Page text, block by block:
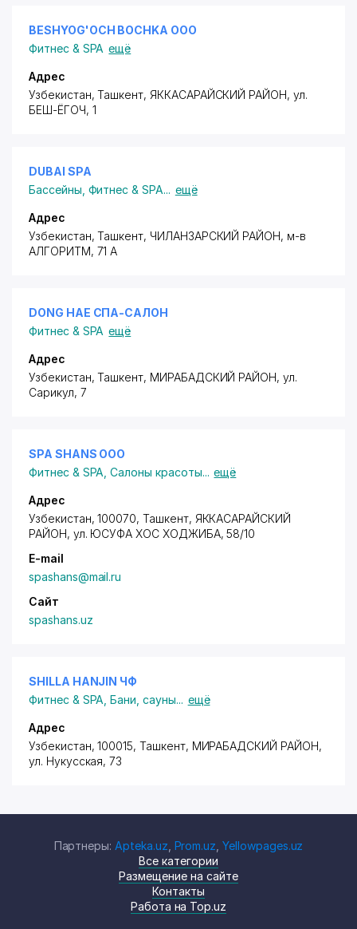
BESHYOG'OCH BOCHKA ООО
Фитнес & SPA ещё
Адрес
Узбекистан, Ташкент, ЯККАСАРАЙСКИЙ РАЙОН, ул.
БЕШ-ЁГОЧ, 1
DUBAI SPA
Бассейны Фитнес & SPA... ещё
Адрес
Узбекистан, Ташкент, ЧИЛАНЗАРСКИЙ РАЙОН, м-в
АЛГОРИТМ, 71 А
DONG HAE СПА-САЛОН
Фитнес & SPA ещё
Адрес
Узбекистан, Ташкент, МИРАБАДСКИЙ РАЙОН,ул.
Сарикул, 7
SPA SHANS ООО
Фитнес & SPA ,Салоны красоты... ещё
Адрес
Узбекистан, 100070, Ташкент, ЯККАСАРАЙСКИЙ
РАЙОН, ул. ЮСУФА ХОС ХОДЖИБА, 58/10
E-mail
spashans@mail.ru
Сайт
spashans.uz
SHILLA HANJIN ЧФ
Фитнес & SPA ,Бани, сауны... ещё
Адрес
Узбекистан, 100015, Ташкент, МИРАБАДСКИЙ РАЙОН,
ул. Нукусская, 73
Партнеры: Apteka.uz Prom.uz ,Yellowpages.uz
Все категории
Размещение на сайте
Контакты
Работа на Top.uz